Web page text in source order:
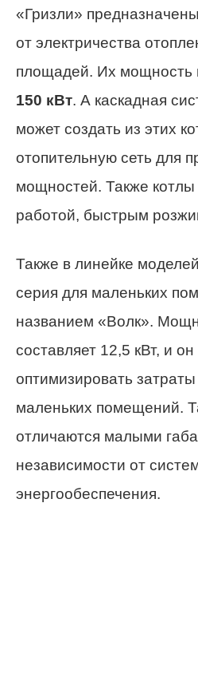
«Гризли»
от электричества
площадей. Их мощность
150 кВт. А каскадная
может создать из этих
отопительную сеть для
мощностей. Также котлы
работой, быстрым
Также в линейке
серия для маленьких
названием «Волк».
составляет 12,5 кВт, и
оптимизировать
маленьких помещений.
отличаются малыми
независимости от
энергообеспечения.